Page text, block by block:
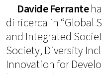
Davide Ferrante
di ricerca in “Global
and Integrated
Society, Diversity
Innovation for